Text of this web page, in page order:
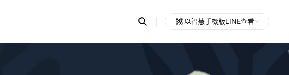
Search
OpenChats
messages
search
以智慧手機版LINE查看